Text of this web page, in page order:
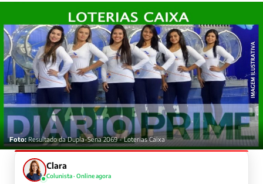
Foto:Resultado da Dupla-Sena 2069 - Loterias Caixa
Clara
Colunista · Online agora